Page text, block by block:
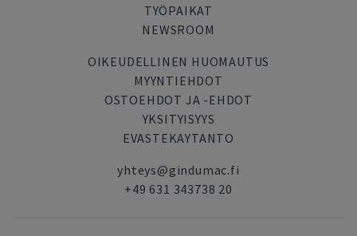
TYÖPAIKAT
NEWSROOM
OIKEUDELLINEN HUOMAUTUS
MYYNTIEHDOT
OSTOEHDOT JA -EHDOT
YKSITYISYYS
EVASTEKAYTANTO
yhteys@gindumac.fi
+49 631 343738 20